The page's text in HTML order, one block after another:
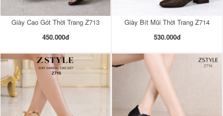
Giày Cao Gót Thời Trang Z713
450.000đ
Giày Bít Mũi Thời Trang Z714
530.000đ